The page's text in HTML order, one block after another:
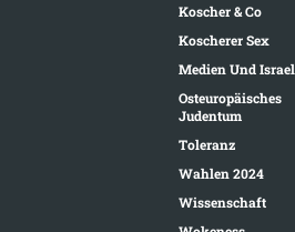
Koscher & Co
Koscherer Sex
Medien Und Israel
Osteuropäisches
Judentum
Toleranz
Wahlen 2024
Wissenschaft